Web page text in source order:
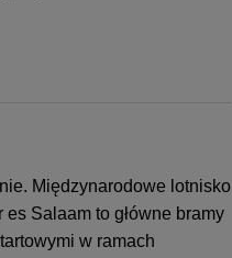
Międzynarodowe lotnisko
Salaam to główne bramy
w ramach